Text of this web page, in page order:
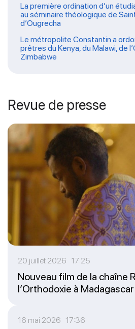
La première ordination d’un
au séminaire théologique de
d’Ougrecha
Le métropolite Constantin a
prêtres du Kenya, du Malawi, de
Zimbabwe
Revue de presse
20 juillet 2026 17:25
Nouveau film de la chaîne
l’Orthodoxie à Madagascar
16 mai 2026 17:36